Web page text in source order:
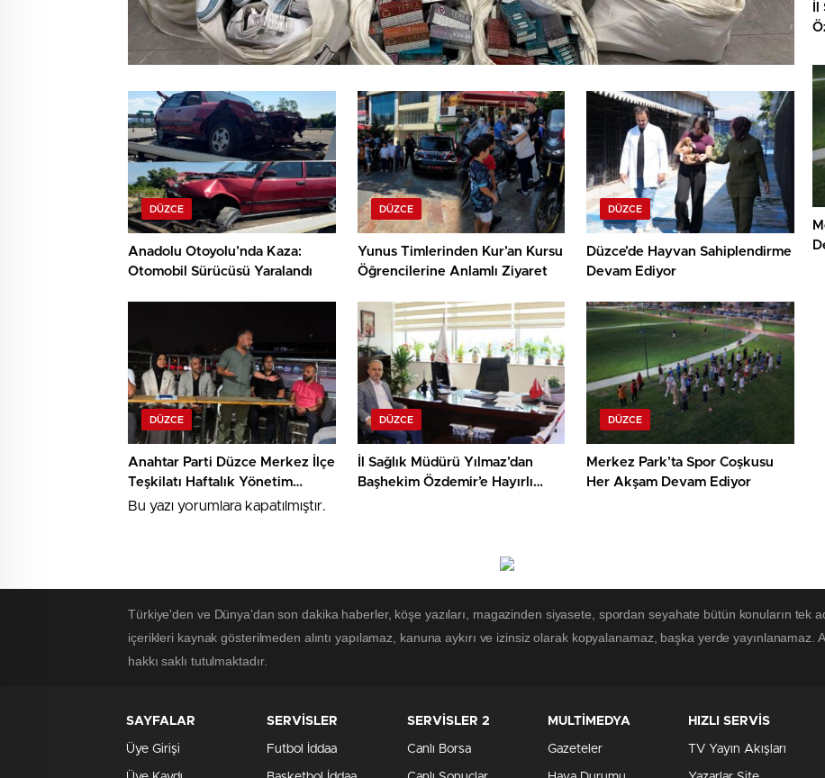
DÜZCE
Anadolu Otoyolu’nda Kaza:
Otomobil Sürücüsü Yaralandı
DÜZCE
Yunus Timlerinden Kur’an Kursu
Öğrencilerine Anlamlı Ziyaret
DÜZCE
Düzce’de Hayvan Sahiplendirme
Devam Ediyor
DÜZCE
Anahtar Parti Düzce Merkez İlçe
Teşkilatı Haftalık Yönetim
Toplantısını Gerçekleştirdi
DÜZCE
İl Sağlık Müdürü Yılmaz’dan
Başhekim Özdemir’e Hayırlı
DÜZCE
Merkez Park’ta Spor Coşkusu
Her Akşam Devam Ediyor
Bu yazı yorumlara kapatılmıştır.
Türkiye'den ve Dünya’dan son dakika haberler, köşe yazıları, magazinden siyasete, spordan seyahate bütün konuların tek
içerikleri kaynak gösterilmeden alıntı yapılamaz, kanuna aykırı ve izinsiz olarak kopyalanamaz, başka yerde yayınlanamaz.
hakkı saklı tutulmaktadır.
SAYFALAR
Üye Girişi
SERVİSLER
Futbol İddaa
SERVİSLER 2
Canlı Borsa
MULTİMEDYA
Gazeteler
HIZLI SERVİS
TV Yayın Akışları